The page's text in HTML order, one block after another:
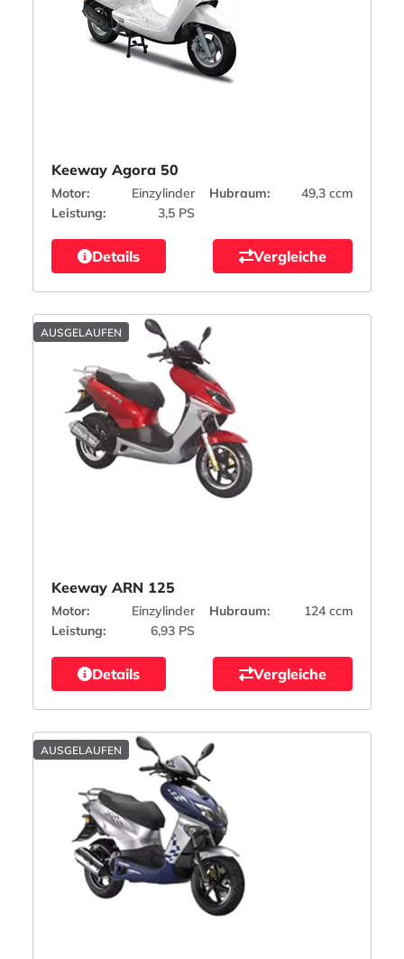
Keeway Agora 50
Motor: Einzylinder Hubraum:
49,3 ccm
Leistung:
3,5 PS
Details Vergleiche
AUSGELAUFEN
Keeway ARN 125
Motor: Einzylinder Hubraum:
124 ccm
Leistung:
6,93 PS
Details Vergleiche
AUSGELAUFEN